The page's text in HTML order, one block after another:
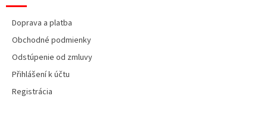
Doprava a platba
Obchodné podmienky
Odstúpenie od zmluvy
Přihlášení k účtu
Registrácia